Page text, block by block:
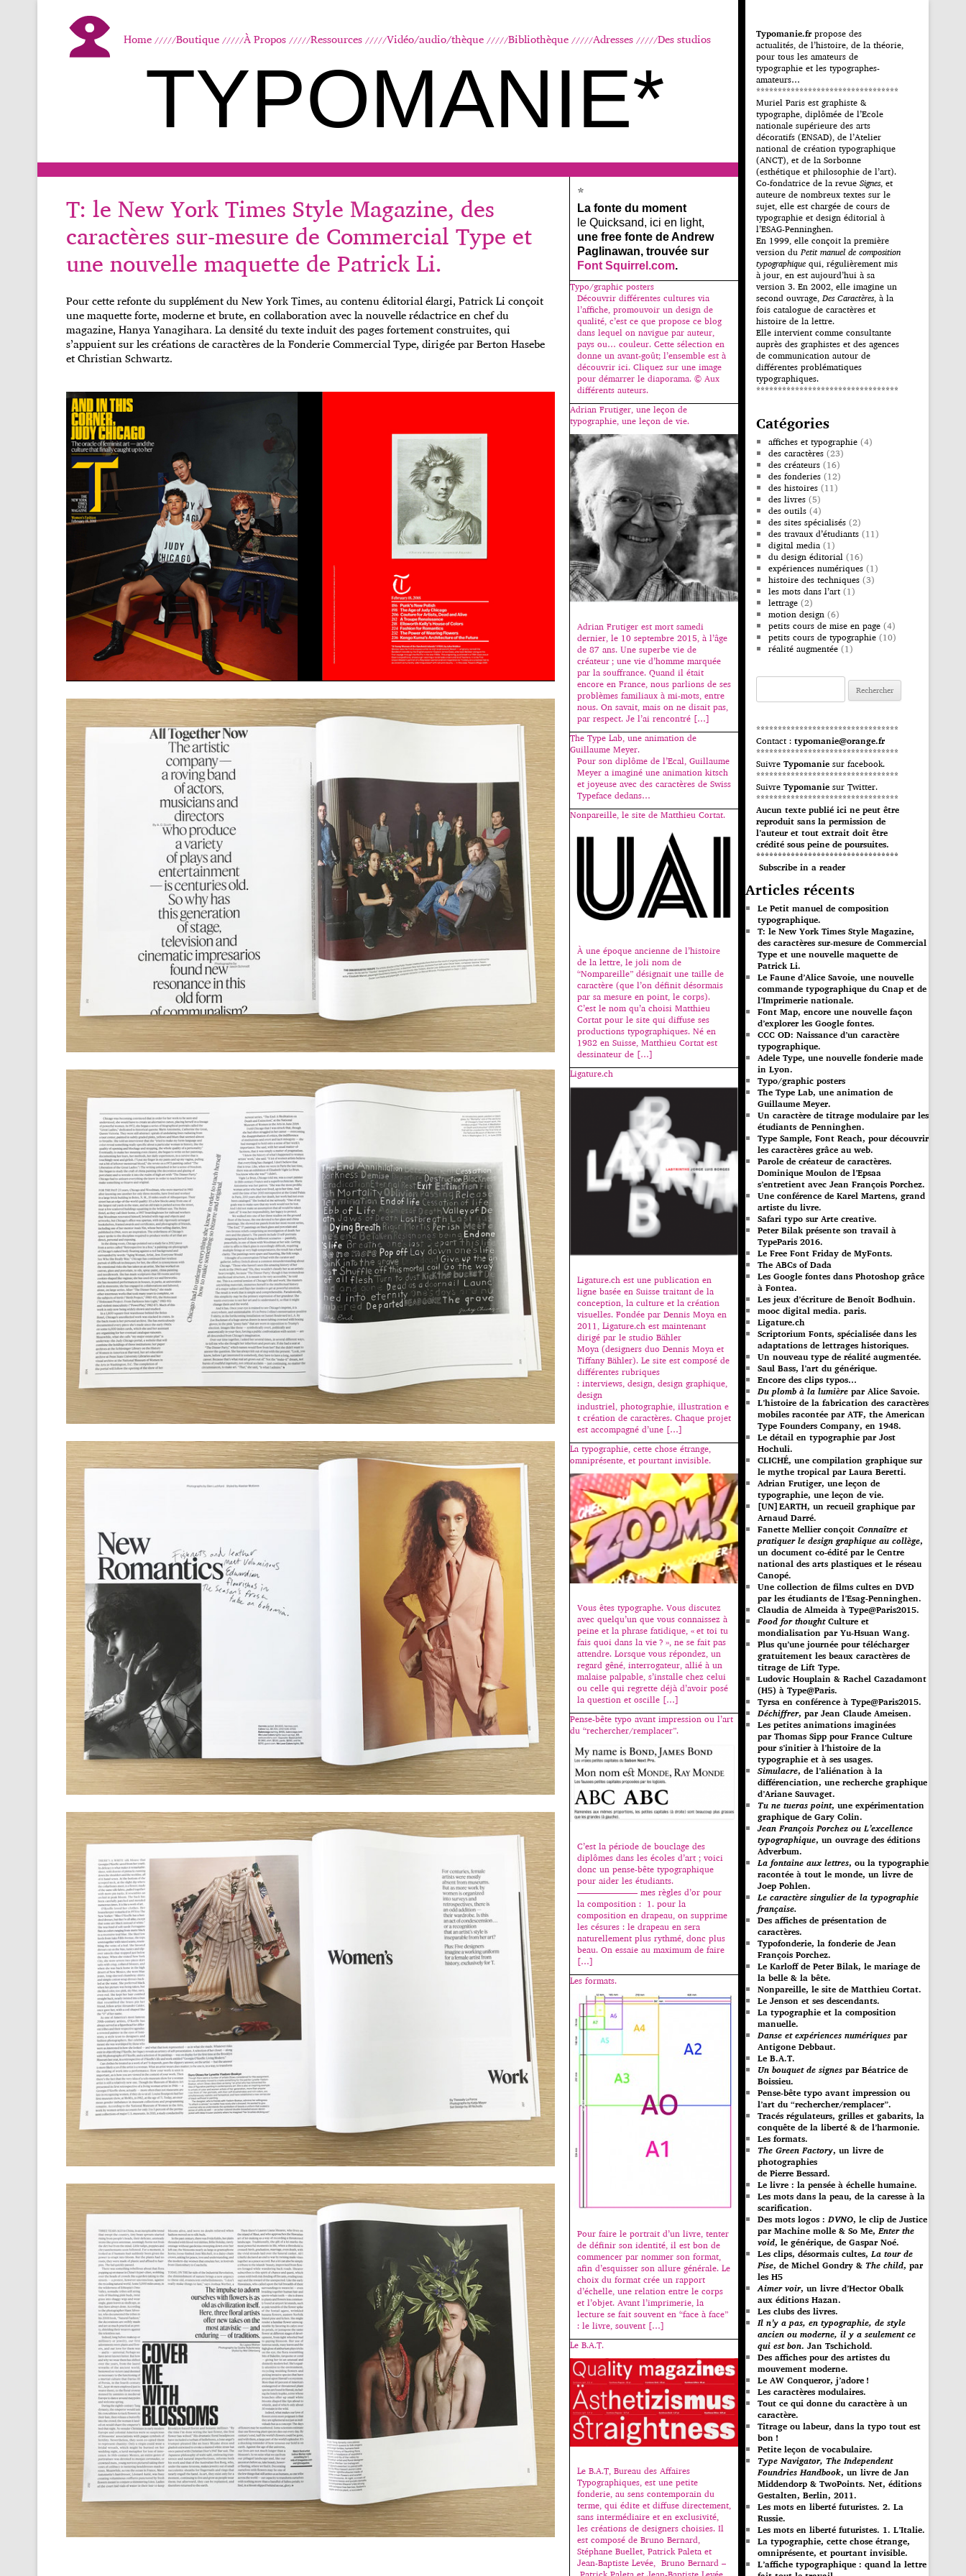
Home Boutique À Propos Ressources Vidéo/audio/thèque Bibliothèque Adresses Des studios
TYPOMANIE*
T: le New York Times Style Magazine, des
caractères sur-mesure de Commercial Type et
une nouvelle maquette de Patrick Li.
Pour cette refonte du supplément du New York Times, au contenu éditorial élargi, Patrick Li conçoit
une maquette forte, moderne et brute, en collaboration avec la nouvelle rédactrice en chef du
magazine, Hanya Yanagihara. La densité du texte induit des pages fortement construites, qui
s’appuient sur les créations de caractères de la Fonderie Commercial Type, dirigée par Berton Hasebe
et Christian Schwartz.
*
La fonte du moment
le Quicksand, ici en light,
une free fonte de Andrew
Paglinawan, trouvée sur
Font Squirrel.com.
Typo/graphic posters
Découvrir différentes cultures via
l’affiche, promouvoir un design de
qualité, c’est ce que propose ce blog
dans lequel on navigue par auteur,
pays ou… couleur. Cette sélection en
donne un avant-goût; l’ensemble est à
découvrir ici. Cliquez sur une image
pour démarrer le diaporama. © Aux
différents auteurs.
Adrian Frutiger, une leçon de
typographie, une leçon de vie.
Adrian Frutiger est mort samedi
dernier, le 10 septembre 2015, à l’âge
de 87 ans. Une superbe vie de
créateur ; une vie d’homme marquée
par la souffrance. Quand il était
encore en France, nous parlions de ses
problèmes familiaux à mi-mots, entre
nous. On savait, mais on ne disait pas,
par respect. Je l’ai rencontré […]
The Type Lab, une animation de
Guillaume Meyer.
Pour son diplôme de l’Ecal, Guillaume
Meyer a imaginé une animation kitsch
et joyeuse avec des caractères de Swiss
Typeface dedans…
Nonpareille, le site de Matthieu Cortat.
À une époque ancienne de l’histoire
de la lettre, le joli nom de
“Nompareille” désignait une taille de
caractère (que l’on définit désormais
par sa mesure en point, le corps).
C’est le nom qu’a choisi Matthieu
Cortat pour le site qui diffuse ses
productions typographiques. Né en
1982 en Suisse, Matthieu Cortat est
dessinateur de […]
Ligature.ch
Ligature.ch est une publication en
ligne basée en Suisse traitant de la
conception, la culture et la création
visuelles. Fondée par Dennis Moya en
2011, Ligature.ch est maintenant
dirigé par le studio Bähler
Moya (designers duo Dennis Moya et
Tiffany Bähler). Le site est composé de
différentes rubriques
: interviews, design, design graphique,
design
industriel, photographie, illustration e
t création de caractères. Chaque projet
est accompagné d’une […]
La typographie, cette chose étrange,
omniprésente, et pourtant invisible.
Vous êtes typographe. Vous discutez
avec quelqu’un que vous connaissez à
peine et la phrase fatidique, « et toi tu
fais quoi dans la vie ? », ne se fait pas
attendre. Lorsque vous répondez, un
regard gêné, interrogateur, allié à un
malaise palpable, s’installe chez celui
ou celle qui regrette déjà d’avoir posé
la question et oscille […]
Pense-bête typo avant impression ou l’art
du “rechercher/remplacer”.
C’est la période de bouclage des
diplômes dans les écoles d’art ; voici
donc un pense-bête typographique
pour aider les étudiants.
——————— mes règles d’or pour
la composition : 1. pour la
composition en drapeau, on supprime
les césures : le drapeau en sera
naturellement plus rythmé, donc plus
beau. On essaie au maximum de faire
[…]
Les formats.
Pour faire le portrait d’un livre, tenter
de définir son identité, il est bon de
commencer par nommer son format,
afin d’esquisser son allure générale. Le
choix du format crée un rapport
d’échelle, une relation entre le corps
et l’objet. Avant l’imprimerie, la
lecture se fait souvent en “face à face”
: le livre, souvent […]
Le B.A.T.
Le B.A.T, Bureau des Affaires
Typographiques, est une petite
fonderie, au sens contemporain du
terme, qui édite et diffuse directement,
sans intermédiaire et en exclusivité,
les créations de designers choisies. Il
est composé de Bruno Bernard,
Stéphane Buellet, Patrick Paleta et
Jean-Baptiste Levée, Bruno Bernard –
Typomanie.fr propose des
actualités, de l’histoire, de la théorie,
pour tous les amateurs de
typographie et les typographes-
amateurs…
*********************************
Muriel Paris est graphiste &
typographe, diplômée de l’Ecole
nationale supérieure des arts
décoratifs (ENSAD), de l’Atelier
national de création typographique
(ANCT), et de la Sorbonne
(esthétique et philosophie de l’art).
Co-fondatrice de la revue Signes, et
auteure de nombreux textes sur le
sujet, elle est chargée de cours de
typographie et design éditorial à
l’ESAG-Penninghen.
En 1999, elle conçoit la première
version duPetit manuel de composition
typographique qui, régulièrement mis
à jour, en est aujourd’hui à sa
version 3. En 2002, elle imagine un
second ouvrage, Des Caractères, à la
fois catalogue de caractères et
histoire de la lettre.
Elle intervient comme consultante
auprès des graphistes et des agences
de communication autour de
différentes problématiques
typographiques.
*********************************
Catégories
affiches et typographie (4)
des caractères (23)
des créateurs (16)
des fonderies (12)
des histoires (11)
des livres (5)
des outils (4)
des sites spécialisés (2)
des travaux d’étudiants (11)
digital media (1)
du design éditorial (16)
expériences numériques (1)
histoire des techniques (3)
les mots dans l’art (1)
lettrage (2)
motion design (6)
petits cours de mise en page (4)
petits cours de typographie (10)
réalité augmentée (1)
Rechercher :
*********************************
Contact : typomanie@orange.fr
*********************************
Suivre Typomanie sur facebook.
*********************************
Suivre Typomanie sur Twitter.
*********************************
Aucun texte publié ici ne peut être
reproduit sans la permission de
l’auteur et tout extrait doit être
crédité sous peine de poursuites.
*********************************
Subscribe in a reader
Articles récents
Le Petit manuel de composition
typographique.
T: le New York Times Style Magazine,
des caractères sur-mesure de Commercial
Type et une nouvelle maquette de
Patrick Li.
Le Faune d’Alice Savoie, une nouvelle
commande typographique du Cnap et de
l’Imprimerie nationale.
Font Map, encore une nouvelle façon
d’explorer les Google fontes.
CCC OD: Naissance d’un caractère
typographique.
Adele Type, une nouvelle fonderie made
in Lyon.
Typo/graphic posters
The Type Lab, une animation de
Guillaume Meyer.
Un caractère de titrage modulaire par les
étudiants de Penninghen.
Type Sample, Font Reach, pour découvrir
les caractères grâce au web.
Parole de créateur de caractères.
Dominique Moulon de l’Epsaa
s’entretient avec Jean François Porchez.
Une conférence de Karel Martens, grand
artiste du livre.
Safari typo sur Arte creative.
Peter Bilak présente son travail à
TypeParis 2016.
Le Free Font Friday de MyFonts.
The ABCs of Dada
Les Google fontes dans Photoshop grâce
à Fontea.
Les jeux d’écriture de Benoît Bodhuin.
mooc digital media. paris.
Ligature.ch
Scriptorium Fonts, spécialisée dans les
adaptations de lettrages historiques.
Un nouveau type de réalité augmentée.
Saul Bass, l’art du générique.
Encore des clips typos…
Du plomb à la lumière par Alice Savoie.
L’histoire de la fabrication des caractères
mobiles racontée par ATF, the American
Type Founders Company, en 1948.
Le détail en typographie par Jost
Hochuli.
CLICHÉ, une compilation graphique sur
le mythe tropical par Laura Beretti.
Adrian Frutiger, une leçon de
typographie, une leçon de vie.
[UN]EARTH, un recueil graphique par
Arnaud Darré.
Fanette Mellier conçoit Connaître et
pratiquer le design graphique au collège,
un document co-édité par le Centre
national des arts plastiques et le réseau
Canopé.
Une collection de films cultes en DVD
par les étudiants de l’Esag-Penninghen.
Claudia de Almeida à Type@Paris2015.
Food for thoughtCulture et
mondialisation par Yu-Hsuan Wang.
Plus qu’une journée pour télécharger
gratuitement les beaux caractères de
titrage de Lift Type.
Ludovic Houplain & Rachel Cazadamont
(H5) à Type@Paris.
Tyrsa en conférence à Type@Paris2015.
Déchiffrer, par Jean Claude Ameisen.
Les petites animations imaginées
par Thomas Sipp pour France Culture
pour s’initier à l’histoire de la
typographie et à ses usages.
Simulacre, de l’aliénation à la
différenciation, une recherche graphique
d’Ariane Sauvaget.
Tu ne tueras point, une expérimentation
graphique de Gary Colin.
Jean François Porchez ou L’excellence
typographique, un ouvrage des éditions
Adverbum.
La fontaine aux lettres, ou la typographie
racontée à tout le monde, un livre de
Joep Pohlen.
Le caractère singulier de la typographie
française.
Des affiches de présentation de
caractères.
Typofonderie, la fonderie de Jean
François Porchez.
Le Karloff de Peter Bilak, le mariage de
la belle & la bête.
Nonpareille, le site de Matthieu Cortat.
Le Jenson et ses descendants.
La typographie et la composition
manuelle.
Danse et expériences numériques par
Antigone Debbaut.
Le B.A.T.
Un bouquet de signes par Béatrice de
Boissieu.
Pense-bête typo avant impression ou
l’art du “rechercher/remplacer”.
Tracés régulateurs, grilles et gabarits, la
conquête de la liberté & de l’harmonie.
Les formats.
The Green Factory, un livre de
photographies
de Pierre Bessard.
Le livre : la pensée à échelle humaine.
Les mots dans la peau, de la caresse à la
scarification.
Des mots logos :DVNO, le clip de Justice
par Machine molle & So Me,Enter the
void, le générique, de Gaspar Noé.
Les clips, désormais cultes,La tour de
Pise, de Michel Gondry & The child, par
les H5
Aimer voir, un livre d’Hector Obalk
aux éditions Hazan.
Les clubs des livres.
Il n’y a pas, en typographie, de style
ancien ou moderne, il y a seulement ce
qui est bon. Jan Tschichold.
Des affiches pour des artistes du
mouvement moderne.
Le AW Conqueror, j’adore !
Les caractères modulaires.
Tout ce qui donne du caractère à un
caractère.
Titrage ou labeur, dans la typo tout est
bon !
Petite leçon de vocabulaire.
Type Navigator, The Independent
Foundries Handbook, un livre de Jan
Middendorp & TwoPoints. Net, éditions
Gestalten, Berlin, 2011.
Les mots en liberté futuristes. 2. La
Russie.
Les mots en liberté futuristes. 1. L’Italie.
La typographie, cette chose étrange,
omniprésente, et pourtant invisible.
L’affiche typographique : quand la lettre